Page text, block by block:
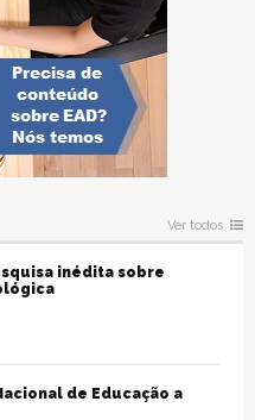
Ver todos
inédita sobre
de Educação a